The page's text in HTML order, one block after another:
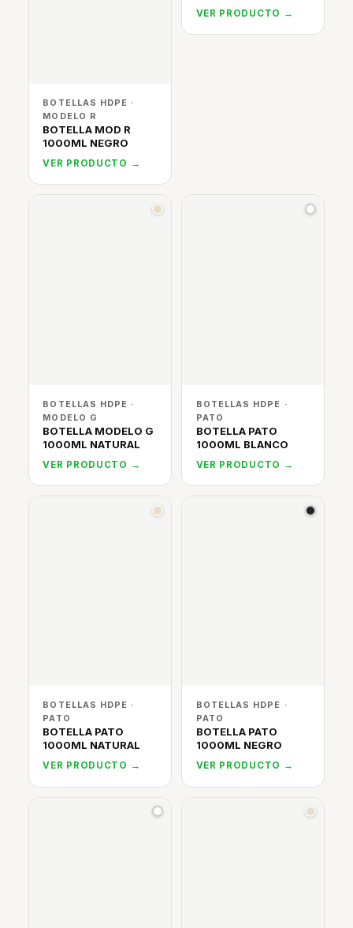
BOTELLAS HDPE ·
MODELO R
BOTELLA MOD R
1000ML NEGRO
VER PRODUCTO →
VER PRODUCTO →
BOTELLAS HDPE ·
MODELO G
BOTELLA MODELO G
1000ML NATURAL
VER PRODUCTO →
BOTELLAS HDPE ·
PATO
BOTELLA PATO
1000ML BLANCO
VER PRODUCTO →
BOTELLAS HDPE ·
PATO
BOTELLA PATO
1000ML NATURAL
VER PRODUCTO →
BOTELLAS HDPE ·
PATO
BOTELLA PATO
1000ML NEGRO
VER PRODUCTO →